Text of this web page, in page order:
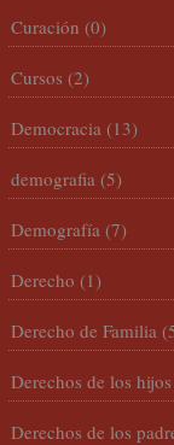
Curación (0)
Cursos (2)
Democracia (13)
demografia (5)
Demografía (7)
Derecho (1)
Derecho de Familia
Derechos de los hijos
Derechos de los